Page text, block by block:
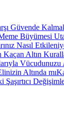
Güvende
Büyümesi
Nasıl
Kaçan Altın
Altında mı